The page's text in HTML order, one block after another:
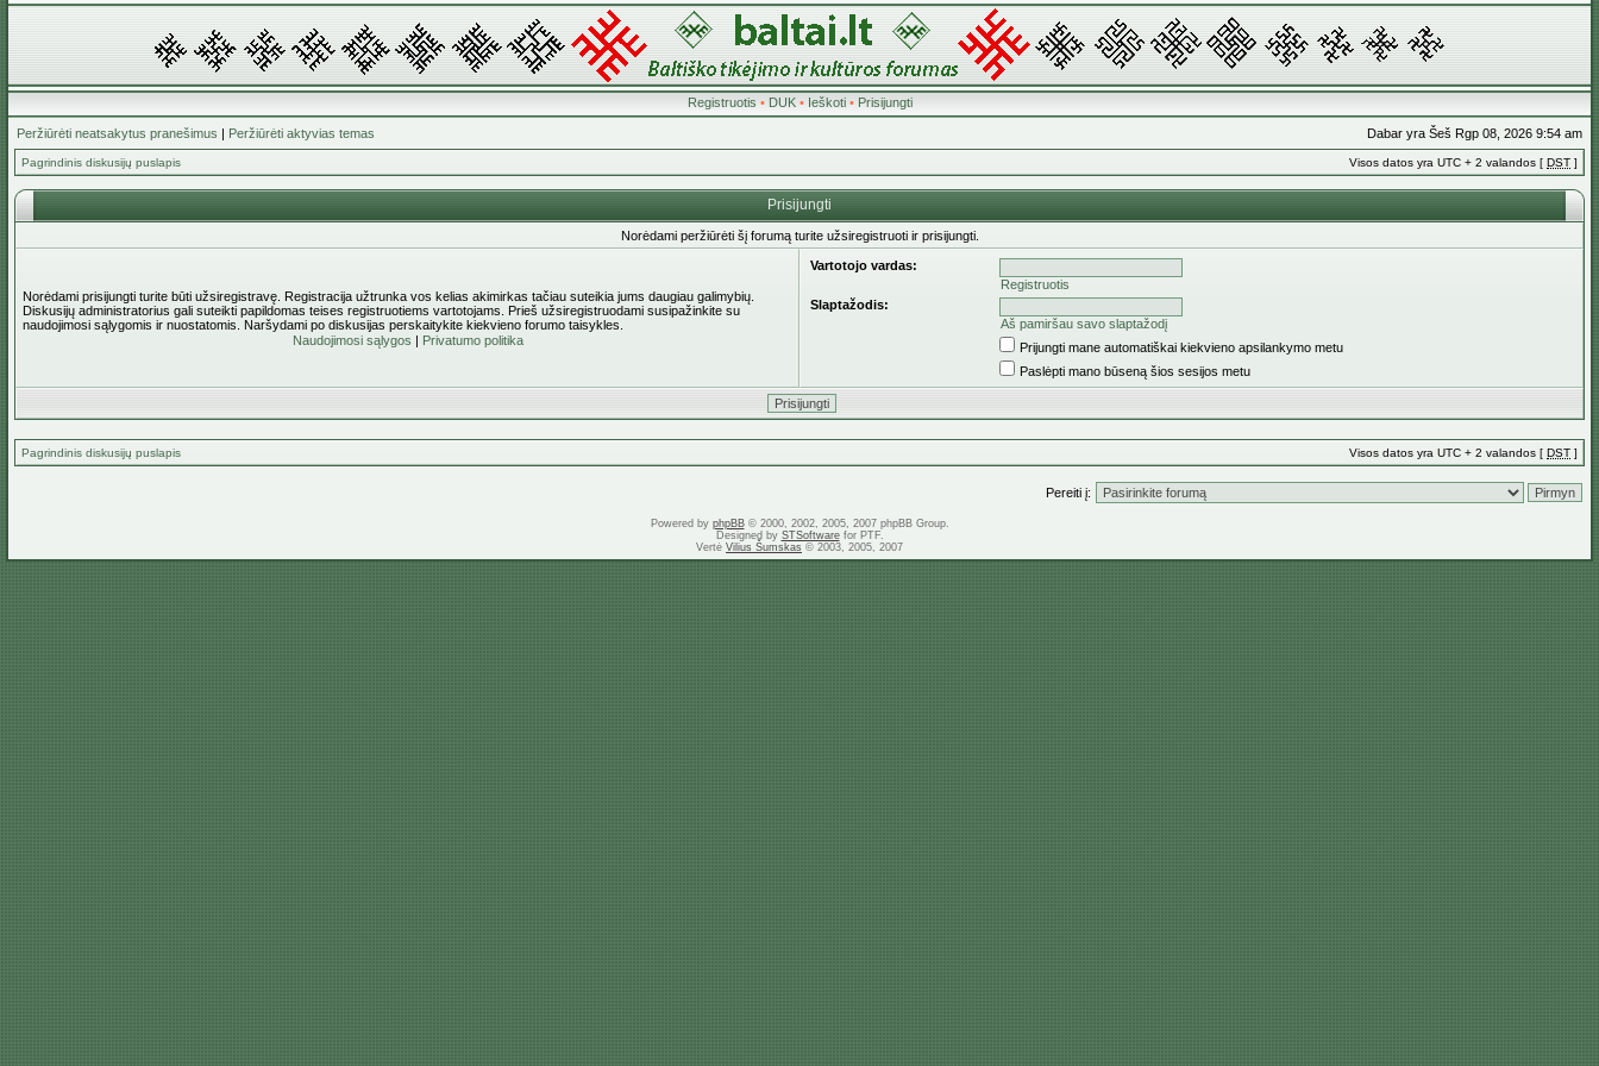
Registruotis • DUK• Ieškoti• Prisijungti
Peržiūrėti neatsakytus pranešimus | Peržiūrėti aktyvias temas Dabar yra Šeš Rgp 08, 2026 9:54 am
Pagrindinis diskusijų puslapis Visos datos yra UTC + 2 valandos [ DST ]
Prisijungti
Norėdami peržiūrėti šį forumą turite užsiregistruoti ir prisijungti.
Norėdami prisijungti turite būti užsiregistravę. Registracija užtrunka vos kelias akimirkas tačiau suteikia jums daugiau galimybių.
Diskusijų administratorius gali suteikti papildomas teises registruotiems vartotojams. Prieš užsiregistruodami susipažinkite su
naudojimosi sąlygomis ir nuostatomis. Naršydami po diskusijas perskaitykite kiekvieno forumo taisykles.
Naudojimosi sąlygos | Privatumo politika
Vartotojo vardas:
Registruotis
Slaptažodis:
Aš pamiršau savo slaptažodį
Prijungti mane automatiškai kiekvieno apsilankymo metu
Paslėpti mano būseną šios sesijos metu
Pagrindinis diskusijų puslapis Visos datos yra UTC + 2 valandos [ DST ]
Pereiti į:
Powered by phpBB© 2000, 2002, 2005, 2007 phpBB Group.
Designed by STSoftwarefor PTF.
Vertė Vilius Šumskas © 2003, 2005, 2007